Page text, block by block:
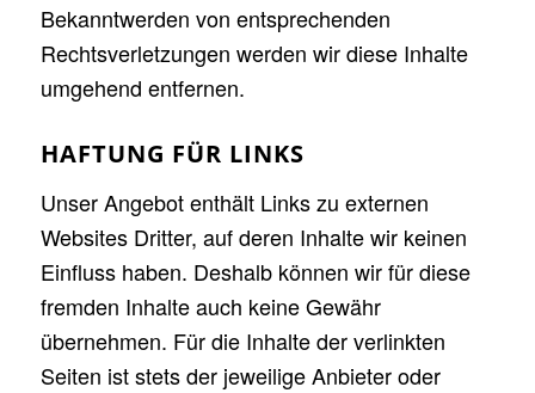
Bekanntwerden von entsprechenden
Rechtsverletzungen werden wir diese Inhalte
umgehend entfernen.
HAFTUNG FÜR LINKS
Unser Angebot enthält Links zu externen
Websites Dritter, auf deren Inhalte wir keinen
Einfluss haben. Deshalb können wir für diese
fremden Inhalte auch keine Gewähr
übernehmen. Für die Inhalte der verlinkten
Seiten ist stets der jeweilige Anbieter oder